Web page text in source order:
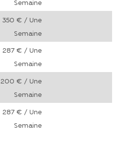
Semaine
350 € / Une
Semaine
287 € / Une
Semaine
200 € / Une
Semaine
287 € / Une
Semaine